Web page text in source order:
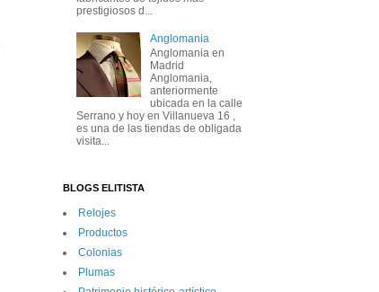
prestigiosos d...
Anglomania
Anglomania en
Madrid
Anglomania,
anteriormente
ubicada en la calle
Serrano y hoy en Villanueva 16 ,
es una de las tiendas de obligada
visita...
BLOGS ELITISTA
Relojes
Productos
Colonias
Plumas